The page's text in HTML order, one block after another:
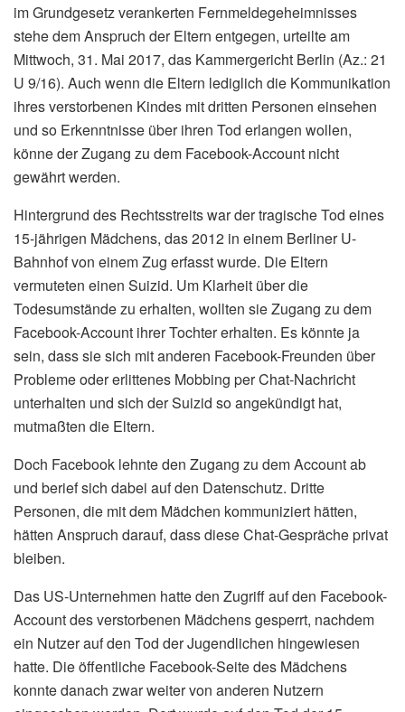
im Grundgesetz verankerten Fernmeldegeheimnisses
stehe dem Anspruch der Eltern entgegen, urteilte am
Mittwoch, 31. Mai 2017, das Kammergericht Berlin (Az.: 21
U 9/16). Auch wenn die Eltern lediglich die Kommunikation
ihres verstorbenen Kindes mit dritten Personen einsehen
und so Erkenntnisse über ihren Tod erlangen wollen,
könne der Zugang zu dem Facebook-Account nicht
gewährt werden.
Hintergrund des Rechtsstreits war der tragische Tod eines
15-jährigen Mädchens, das 2012 in einem Berliner U-
Bahnhof von einem Zug erfasst wurde. Die Eltern
vermuteten einen Suizid. Um Klarheit über die
Todesumstände zu erhalten, wollten sie Zugang zu dem
Facebook-Account ihrer Tochter erhalten. Es könnte ja
sein, dass sie sich mit anderen Facebook-Freunden über
Probleme oder erlittenes Mobbing per Chat-Nachricht
unterhalten und sich der Suizid so angekündigt hat,
mutmaßten die Eltern.
Doch Facebook lehnte den Zugang zu dem Account ab
und berief sich dabei auf den Datenschutz. Dritte
Personen, die mit dem Mädchen kommuniziert hätten,
hätten Anspruch darauf, dass diese Chat-Gespräche privat
bleiben.
Das US-Unternehmen hatte den Zugriff auf den Facebook-
Account des verstorbenen Mädchens gesperrt, nachdem
ein Nutzer auf den Tod der Jugendlichen hingewiesen
hatte. Die öffentliche Facebook-Seite des Mädchens
konnte danach zwar weiter von anderen Nutzern